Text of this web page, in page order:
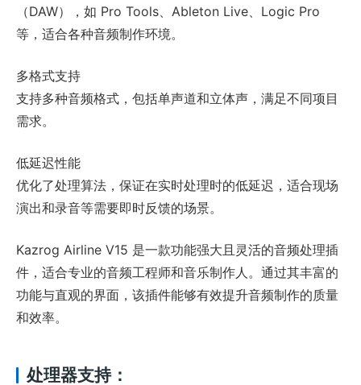
（DAW），如 Pro Tools、Ableton Live、Logic Pro
等，适合各种音频制作环境。
多格式支持
支持多种音频格式，包括单声道和立体声，满足不同项目
需求。
低延迟性能
优化了处理算法，保证在实时处理时的低延迟，适合现场
演出和录音等需要即时反馈的场景。
Kazrog Airline V15 是一款功能强大且灵活的音频处理插
件，适合专业的音频工程师和音乐制作人。通过其丰富的
功能与直观的界面，该插件能够有效提升音频制作的质量
和效率。
处理器支持：